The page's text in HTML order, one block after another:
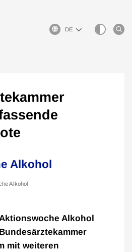
Sprachauswahl
Alkohol
Alkohol
Alkohol
mit weiteren